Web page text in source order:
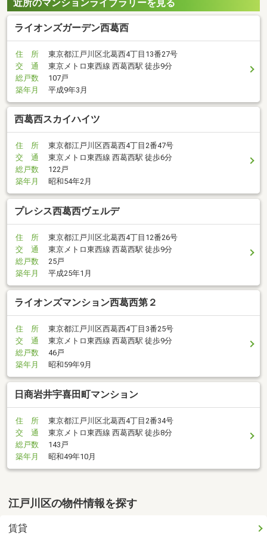
近所のマンションライブラリーを見る
ライオンズガーデン西葛西
住 所
東京都江戸川区北葛西4丁目13番27号
交 通
東京メトロ東西線 西葛西駅 徒歩9分
総戸数
107戸
築年月
平成9年3月
西葛西スカイハイツ
住 所
東京都江戸川区西葛西4丁目2番47号
交 通
東京メトロ東西線 西葛西駅 徒歩6分
総戸数
122戸
築年月
昭和54年2月
プレシス西葛西ヴェルデ
住 所
東京都江戸川区北葛西4丁目12番26号
交 通
東京メトロ東西線 西葛西駅 徒歩9分
総戸数
25戸
築年月
平成25年1月
ライオンズマンション西葛西第２
住 所
東京都江戸川区西葛西4丁目3番25号
交 通
東京メトロ東西線 西葛西駅 徒歩9分
総戸数
46戸
築年月
昭和59年9月
日商岩井宇喜田町マンション
住 所
東京都江戸川区北葛西4丁目2番34号
交 通
東京メトロ東西線 西葛西駅 徒歩8分
総戸数
143戸
築年月
昭和49年10月
江戸川区の物件情報を探す
賃貸